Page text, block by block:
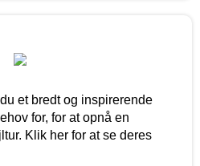
et bredt og inspirerende
for, for at opnå en
Klik her for at se deres